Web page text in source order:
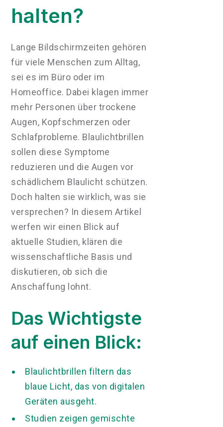
halten?
Lange Bildschirmzeiten gehören
für viele Menschen zum Alltag,
sei es im Büro oder im
Homeoffice. Dabei klagen immer
mehr Personen über trockene
Augen, Kopfschmerzen oder
Schlafprobleme. Blaulichtbrillen
sollen diese Symptome
reduzieren und die Augen vor
schädlichem Blaulicht schützen.
Doch halten sie wirklich, was sie
versprechen? In diesem Artikel
werfen wir einen Blick auf
aktuelle Studien, klären die
wissenschaftliche Basis und
diskutieren, ob sich die
Anschaffung lohnt.
Das Wichtigste
auf einen Blick:
Blaulichtbrillen filtern das
blaue Licht, das von digitalen
Geräten ausgeht.
Studien zeigen gemischte